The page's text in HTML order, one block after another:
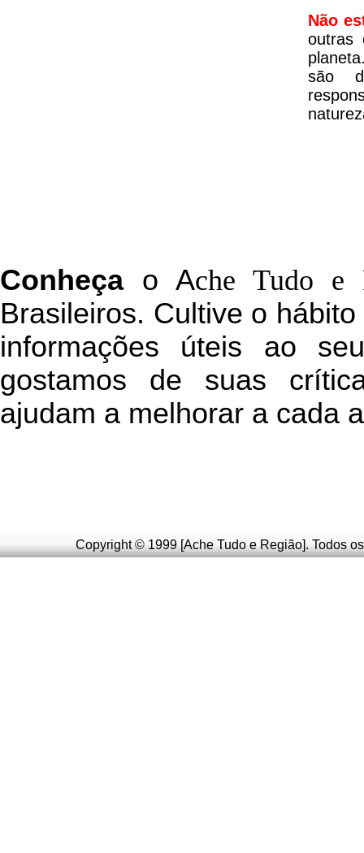
Não
outras
são
Conheçao Ache Tudo e
Brasileiros. Cultive o
informações úteis ao
gostamos de suas
ajudam a melhorar a cada
Copyright © 1999 [Ache Tudo e Região]. Todos